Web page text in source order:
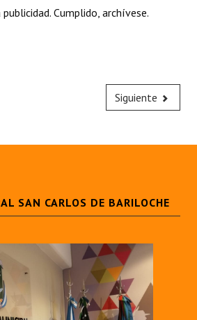
Cumplido, archívese.
Siguiente
SAN CARLOS DE BARILOCHE